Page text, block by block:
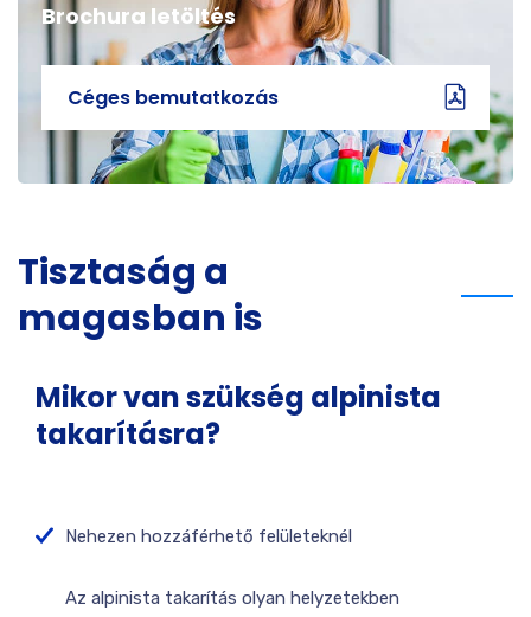
Brochura letöltés
Céges bemutatkozás
Tisztaság a
magasban is
Mikor van szükség alpinista
takarításra?
Nehezen hozzáférhető felületeknél
Az alpinista takarítás olyan helyzetekben